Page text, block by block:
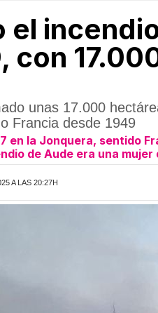
el
con
unas 17.000
Francia desde 1949
en la Jonquera, sentido
de Aude era una
A LAS 20:27H